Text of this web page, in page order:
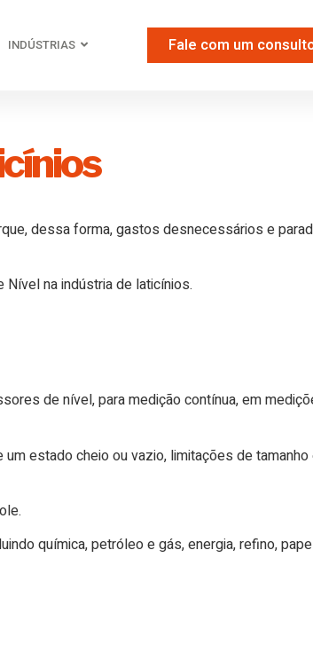
INDÚSTRIAS Fale com um
dessa forma, gastos desnecessários e
na indústria de laticínios.
de nível, para medição contínua, em
estado cheio ou vazio, limitações de
química, petróleo e gás, energia, refino,